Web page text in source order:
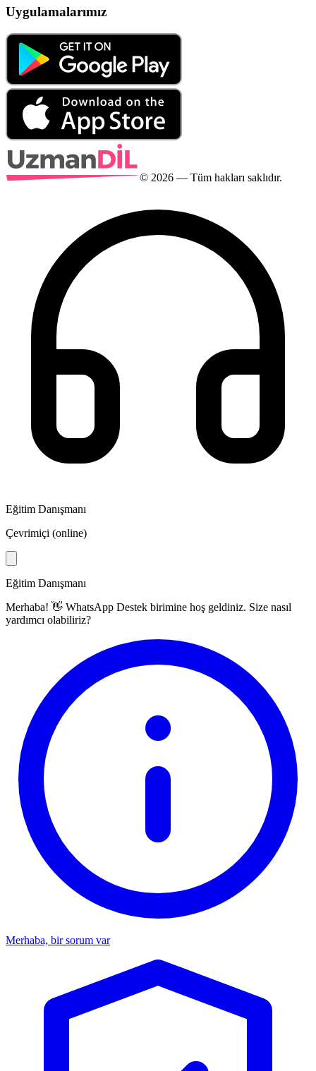
Uygulamalarımız
© 2026 — Tüm hakları saklıdır.
Eğitim Danışmanı
Çevrimiçi (online)
Eğitim Danışmanı
Merhaba! 👋 WhatsApp Destek birimine hoş geldiniz. Size nasıl
yardımcı olabiliriz?
Merhaba, bir sorum var